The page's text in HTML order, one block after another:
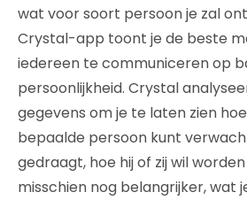
wat voor soort persoon je zal
Crystal-app toont je de beste
iedereen te communiceren op
persoonlijkheid. Crystal
gegevens om je te laten zien
bepaalde persoon kunt
gedraagt, hoe hij of zij wil
misschien nog belangrijker, wat